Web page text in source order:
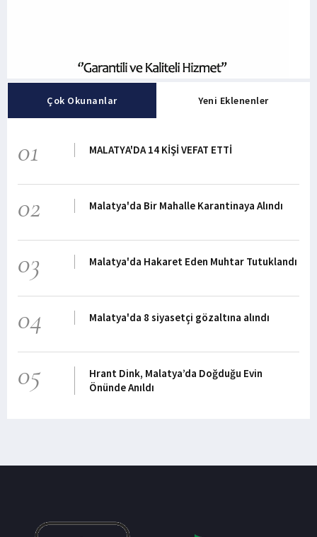
Çok Okunanlar Yeni Eklenenler
01 MALATYA'DA 14 KİŞİ VEFAT ETTİ
02 Malatya'da Bir Mahalle Karantinaya Alındı
03 Malatya'da Hakaret Eden Muhtar Tutuklandı
04 Malatya'da 8 siyasetçi gözaltına alındı
05
Hrant Dink, Malatya’da Doğduğu Evin
Önünde Anıldı